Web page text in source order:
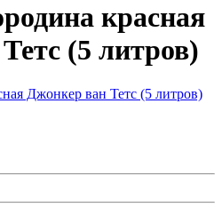
красная
(5 литров)